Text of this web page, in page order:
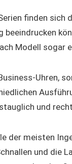
finden sich
beeindrucken
Modell sogar
Uhren,
und
der meisten
und die